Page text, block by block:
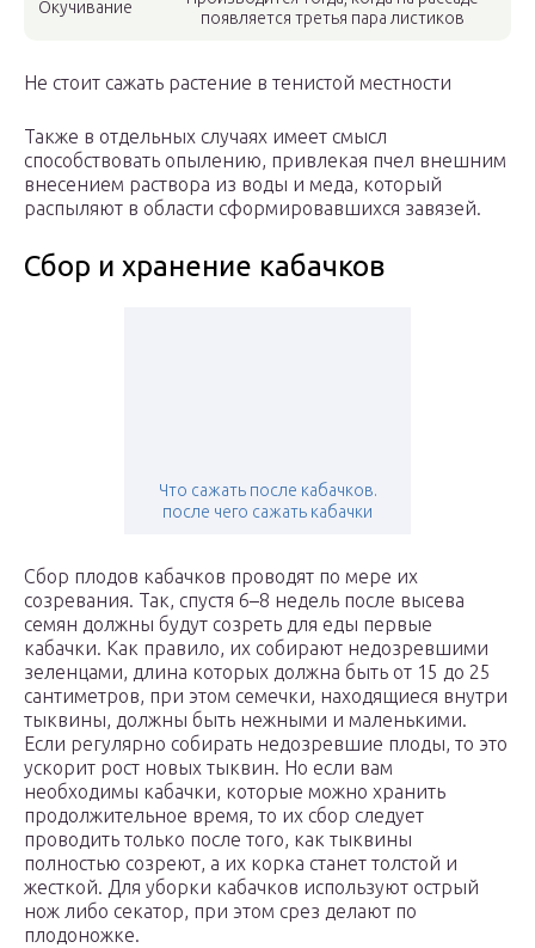
Окучивание
появляется третья пара листиков
Не стоит сажать растение в тенистой местности
Также в отдельных случаях имеет смысл
способствовать опылению, привлекая пчел внешним
внесением раствора из воды и меда, который
распыляют в области сформировавшихся завязей.
Сбор и хранение кабачков
Что сажать после кабачков.
после чего сажать кабачки
Сбор плодов кабачков проводят по мере их
созревания. Так, спустя 6–8 недель после высева
семян должны будут созреть для еды первые
кабачки. Как правило, их собирают недозревшими
зеленцами, длина которых должна быть от 15 до 25
сантиметров, при этом семечки, находящиеся внутри
тыквины, должны быть нежными и маленькими.
Если регулярно собирать недозревшие плоды, то это
ускорит рост новых тыквин. Но если вам
необходимы кабачки, которые можно хранить
продолжительное время, то их сбор следует
проводить только после того, как тыквины
полностью созреют, а их корка станет толстой и
жесткой. Для уборки кабачков используют острый
нож либо секатор, при этом срез делают по
плодоножке.